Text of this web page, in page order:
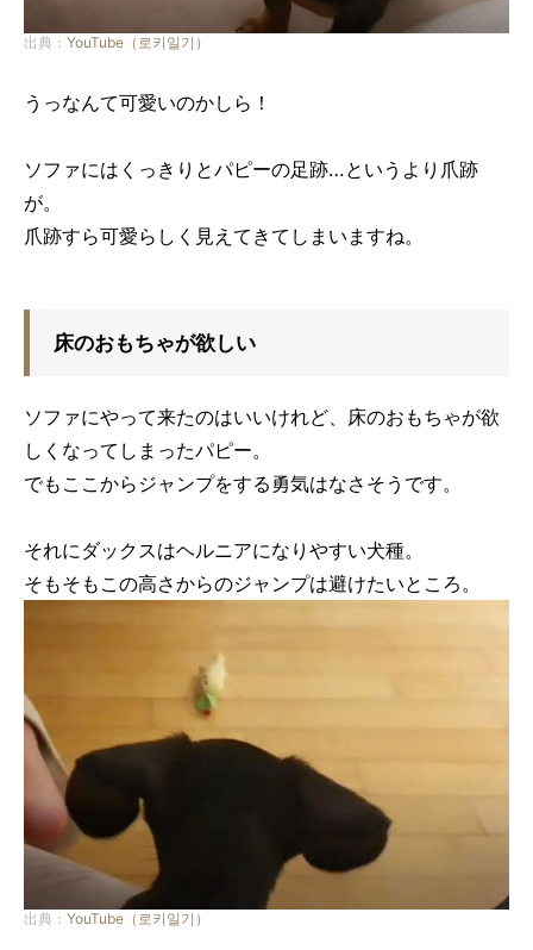
出典： YouTube（로키일기）
うっなんて可愛いのかしら！
ソファにはくっきりとパピーの足跡…というより爪跡
が。
爪跡すら可愛らしく見えてきてしまいますね。
床のおもちゃが欲しい
ソファにやって来たのはいいけれど、床のおもちゃが欲
しくなってしまったパピー。
でもここからジャンプをする勇気はなさそうです。
それにダックスはヘルニアになりやすい犬種。
そもそもこの高さからのジャンプは避けたいところ。
出典： YouTube（로키일기）